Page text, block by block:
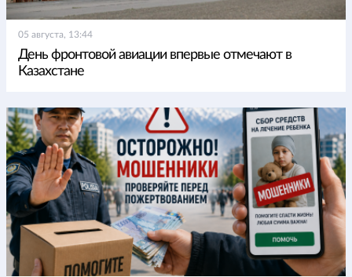
05 августа, 13:44
День фронтовой авиации впервые отмечают в
Казахстане